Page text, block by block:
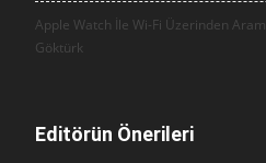
Apple Watch İle Wi-Fi Üzerinden
Göktürk
Editörün Önerileri